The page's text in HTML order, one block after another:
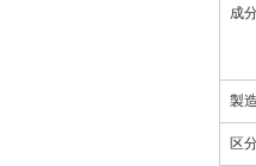
成
製
区